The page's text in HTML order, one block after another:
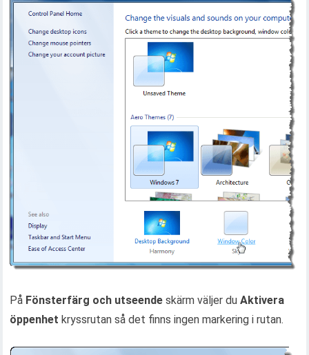
På Fönsterfärg och utseende skärm väljer duAktivera
öppenhet kryssrutan så det finns ingen markering i rutan.